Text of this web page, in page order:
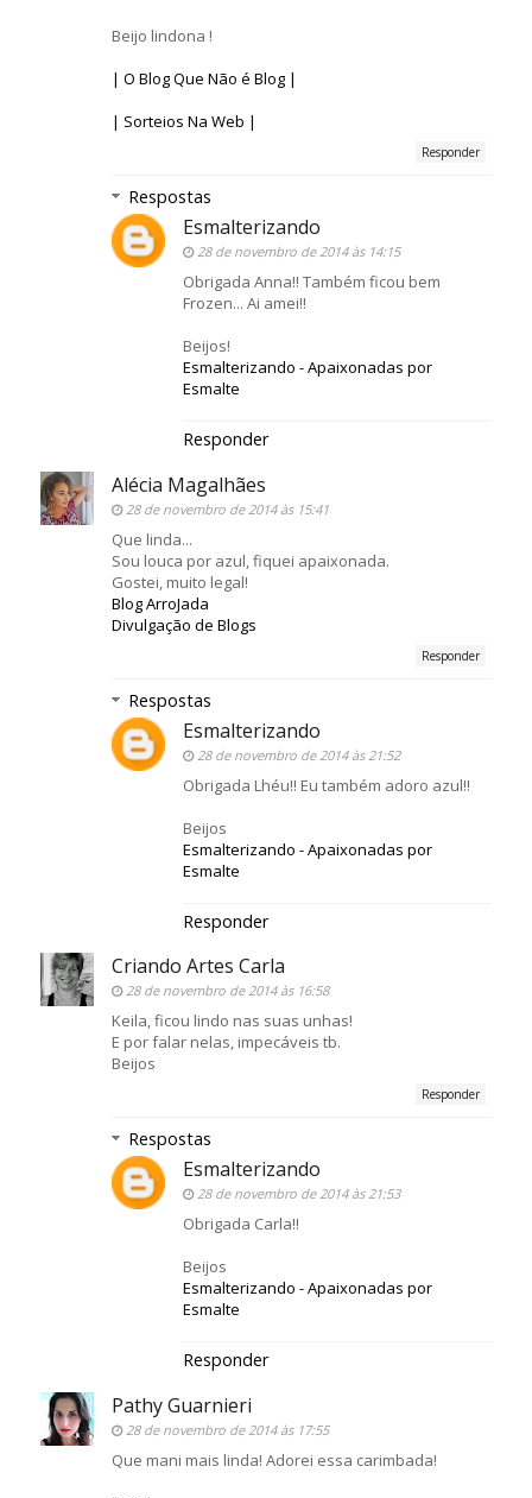
Beijo lindona !
| O Blog Que Não é Blog |
| Sorteios Na Web |
Responder
Respostas
Esmalterizando
28 de novembro de 2014 às 14:15
Obrigada Anna!! Também ficou bem
Frozen... Ai amei!!
Beijos!
Esmalterizando - Apaixonadas por
Esmalte
Responder
Alécia Magalhães
28 de novembro de 2014 às 15:41
Que linda...
Sou louca por azul, fiquei apaixonada.
Gostei, muito legal!
Blog ArroJada
Divulgação de Blogs
Responder
Respostas
Esmalterizando
28 de novembro de 2014 às 21:52
Obrigada Lhéu!! Eu também adoro azul!!
Beijos
Esmalterizando - Apaixonadas por
Esmalte
Responder
Criando Artes Carla
28 de novembro de 2014 às 16:58
Keila, ficou lindo nas suas unhas!
E por falar nelas, impecáveis tb.
Beijos
Responder
Respostas
Esmalterizando
28 de novembro de 2014 às 21:53
Obrigada Carla!!
Beijos
Esmalterizando - Apaixonadas por
Esmalte
Responder
Pathy Guarnieri
28 de novembro de 2014 às 17:55
Que mani mais linda! Adorei essa carimbada!